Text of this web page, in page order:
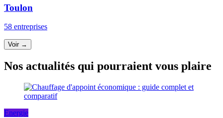
Toulon
58 entreprises
Voir →
Nos actualités qui pourraient vous plaire
Energie